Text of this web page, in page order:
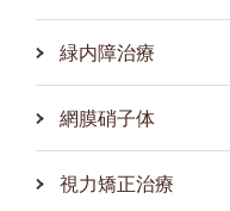
緑内障治療
網膜硝子体
視力矯正治療